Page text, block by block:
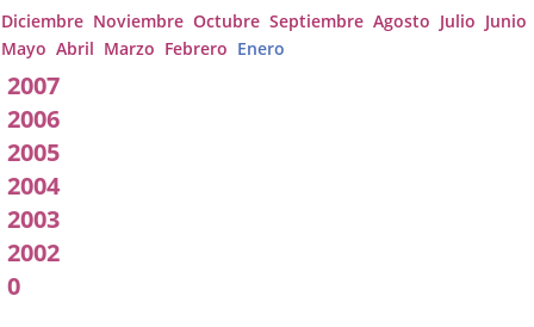
Diciembre Noviembre Octubre Septiembre Agosto Julio Junio
Mayo Abril Marzo Febrero Enero
2007
2006
2005
2004
2003
2002
0